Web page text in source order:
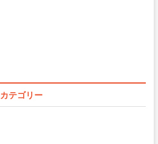
カテゴリー